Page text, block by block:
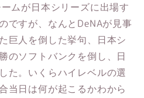
ムが日本シリーズに出場す
ですが、なんとDeNAが見事
巨人を倒した挙句、日本シ
のソフトバンクを倒し、日
た。いくらハイレベルの選
当日は何が起こるかわから